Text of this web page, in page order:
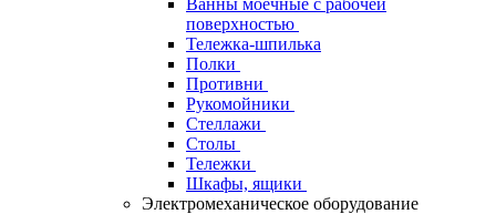
Ванны моечные с рабочей
поверхностью
Тележка-шпилька
Полки
Противни
Рукомойники
Стеллажи
Столы
Тележки
Шкафы, ящики
Электромеханическое оборудование